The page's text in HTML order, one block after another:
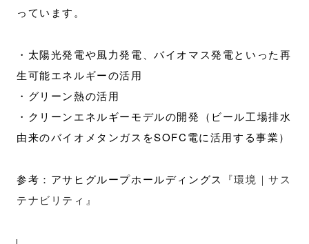
っています。
・太陽光発電や風力発電、バイオマス発電といった再
生可能エネルギーの活用
・グリーン熱の活用
・クリーンエネルギーモデルの開発（ビール工場排水
由来のバイオメタンガスをSOFC電に活用する事業）
参考：アサヒグループホールディングス
『環境｜サス
テナビリティ』